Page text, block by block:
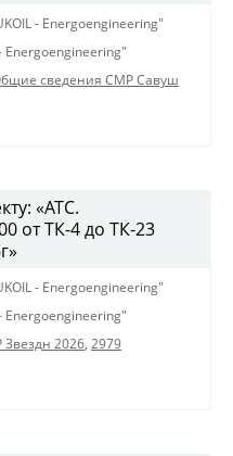
- Energoengineering"
Energoengineering"
сведения СМР Савуш
«АТС.
от ТК-4 до ТК-23
- Energoengineering"
Energoengineering"
2026, 2979